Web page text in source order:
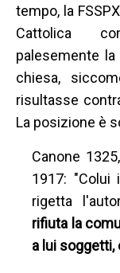
tempo, la
Cattolica
palesemente
chiesa,
risultasse
La posizione è
Canone
1917: "Colui
rigetta
rifiuta la
a lui